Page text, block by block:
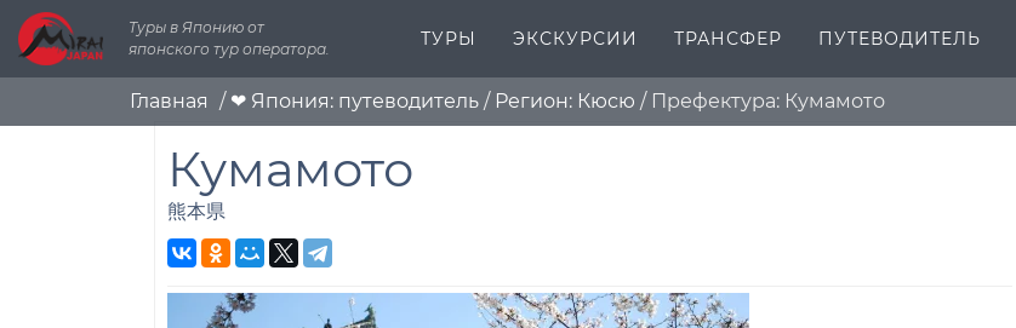
Туры в Японию от
японского тур оператора.
ТУРЫ ЭКСКУРСИИ ТРАНСФЕР ПУТЕВОДИТЕЛЬ
Главная / ❤ Япония: путеводитель / Регион: Кюсю / Префектура: Кумамото
Кумамото
熊本県